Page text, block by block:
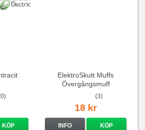
KÖP
ElektroSkutt Muffs
Övergångsmuff
(3)
18 kr
INFO KÖP